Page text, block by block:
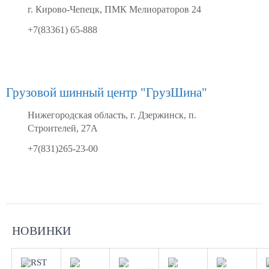
г. Кирово-Чепецк, ПМК Мелиораторов 24
+7(83361) 65-888
Грузовой шинный центр "ГрузШина"
Нижегородская область, г. Дзержинск, п.
Строителей, 27А
+7(831)265-23-00
НОВИНКИ
Шинный
центр
"Мотор"
, г.
"Мотор"
, г.
"Мотор"
, г.
"Мотор"
, г.
"Мотор"
, г.